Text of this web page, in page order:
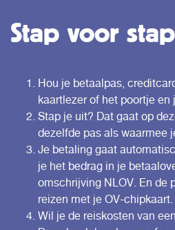
Stap voor stap
Hou je betaalpas,
kaartlezer of het poortje
Stap je uit? Dat gaat op
dezelfde pas als waarmee
Je betaling gaat
je het bedrag in je
omschrijving NLOV. En de
reizen met je OV-chipkaart.
Wil je de reiskosten van